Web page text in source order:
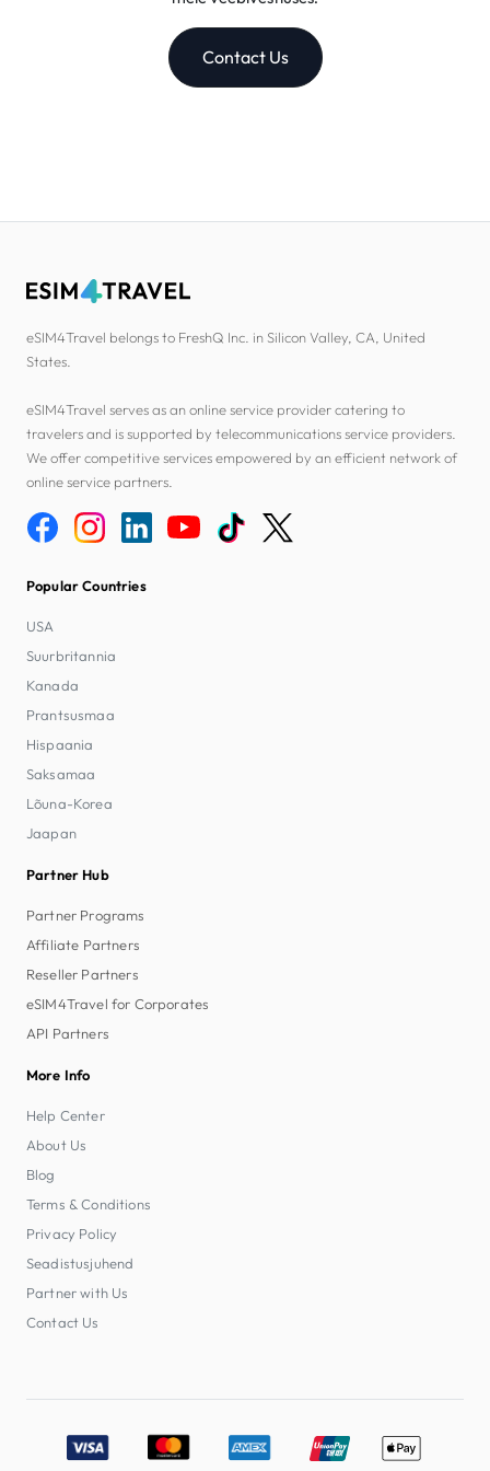
Contact Us
eSIM4Travel belongs to FreshQ Inc. in Silicon Valley, CA, United
States.
eSIM4Travel serves as an online service provider catering to
travelers and is supported by telecommunications service providers.
We offer competitive services empowered by an efficient network of
online service partners.
Popular Countries
USA
Suurbritannia
Kanada
Prantsusmaa
Hispaania
Saksamaa
Lõuna-Korea
Jaapan
Partner Hub
Partner Programs
Affiliate Partners
Reseller Partners
eSIM4Travel for Corporates
API Partners
More Info
Help Center
About Us
Blog
Terms & Conditions
Privacy Policy
Seadistusjuhend
Partner with Us
Contact Us
Accepted payment methods: Visa, MasterCard, American